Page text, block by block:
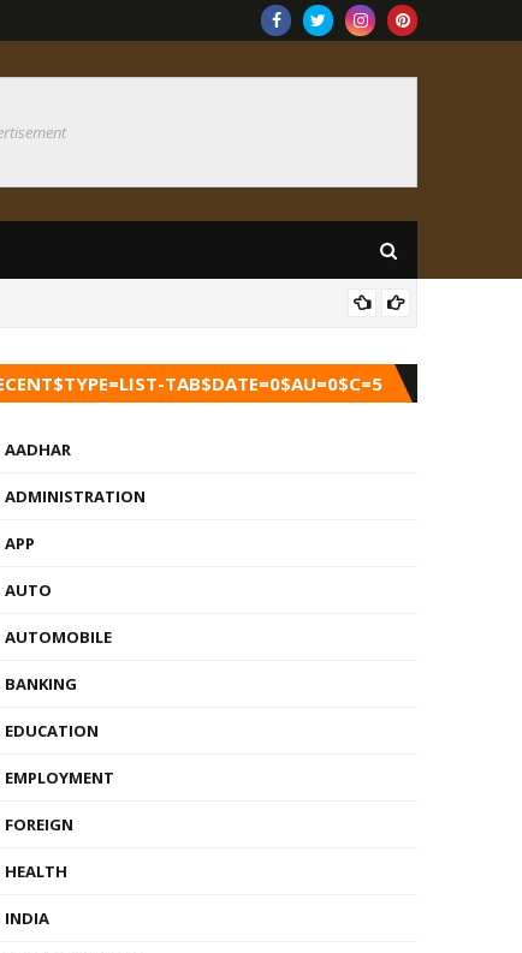
TAB$DATE=0$AU=0$C=5
AADHAR
ADMINISTRATION
APP
AUTO
AUTOMOBILE
BANKING
EDUCATION
EMPLOYMENT
FOREIGN
HEALTH
INDIA